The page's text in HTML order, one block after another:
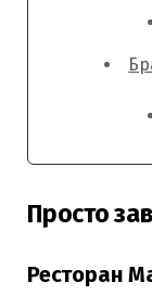
Просто
Ресторан